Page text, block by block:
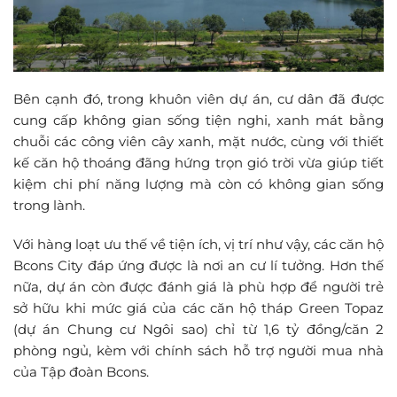
Bên cạnh đó, trong khuôn viên dự án, cư dân đã được
cung cấp không gian sống tiện nghi, xanh mát bằng
chuỗi các công viên cây xanh, mặt nước, cùng với thiết
kế căn hộ thoáng đãng hứng trọn gió trời vừa giúp tiết
kiệm chi phí năng lượng mà còn có không gian sống
trong lành.
Với hàng loạt ưu thế về tiện ích, vị trí như vậy, các căn hộ
Bcons City đáp ứng được là nơi an cư lí tưởng. Hơn thế
nữa, dự án còn được đánh giá là phù hợp để người trẻ
sở hữu khi mức giá của các căn hộ tháp Green Topaz
(dự án Chung cư Ngôi sao) chỉ từ 1,6 tỷ đồng/căn 2
phòng ngủ, kèm với chính sách hỗ trợ người mua nhà
của Tập đoàn Bcons.